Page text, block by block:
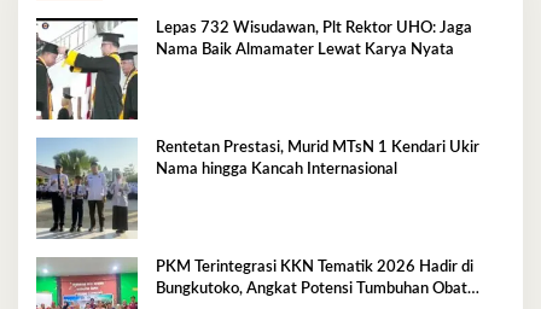
Lepas 732 Wisudawan, Plt Rektor UHO: Jaga
Nama Baik Almamater Lewat Karya Nyata
Rentetan Prestasi, Murid MTsN 1 Kendari Ukir
Nama hingga Kancah Internasional
PKM Terintegrasi KKN Tematik 2026 Hadir di
Bungkutoko, Angkat Potensi Tumbuhan Obat